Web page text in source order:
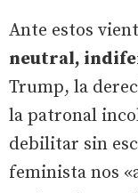
Ante estos
neutral,
Trump, la
la patronal
debilitar sin
feminista nos